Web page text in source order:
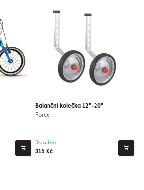
Balanční kolečka 12"-20"
Force
315 Kč
Skladem